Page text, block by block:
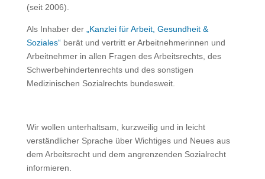
(seit 2006).
Als Inhaber der„Kanzlei für Arbeit, Gesundheit &
Soziales“berät und vertritt er Arbeitnehmerinnen und
Arbeitnehmer in allen Fragen des Arbeitsrechts, des
Schwerbehindertenrechts und des sonstigen
Medizinischen Sozialrechts bundesweit.
Wir wollen unterhaltsam, kurzweilig und in leicht
verständlicher Sprache über Wichtiges und Neues aus
dem Arbeitsrecht und dem angrenzenden Sozialrecht
informieren.